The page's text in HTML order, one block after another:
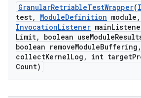
GranularRetriableTestWrapper(
test, ModuleDefinition module ,
InvocationListener main
Limit, boolean useModule
boolean removeModuleBuffering ,
collectKernelLog , int target
Count)